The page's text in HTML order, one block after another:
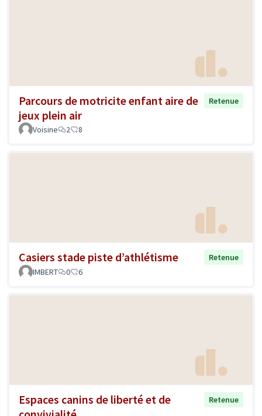
Parcours de motricite enfant aire de
jeux plein air
Retenue
Voisine 2 8
Casiers stade piste d’athlétisme
Retenue
IMBERT
0 6
Espaces canins de liberté et de
Retenue